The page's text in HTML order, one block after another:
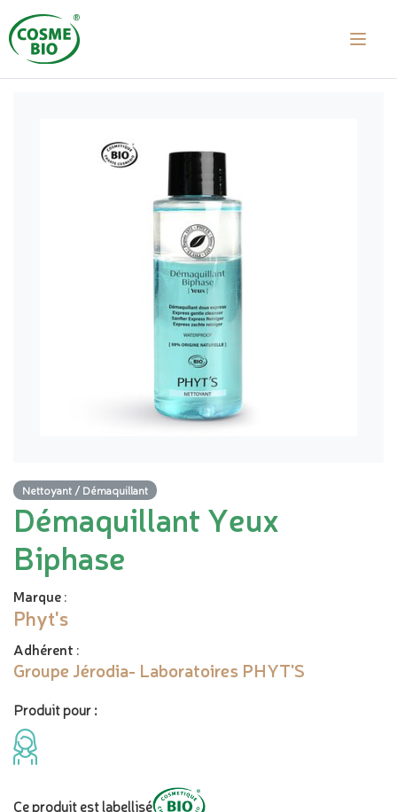
Nettoyant / Démaquillant
Démaquillant Yeux
Biphase
Marque:
Phyt's
Adhérent :
Groupe Jérodia- Laboratoires PHYT'S
Produit pour :
Ce produit est labellisé